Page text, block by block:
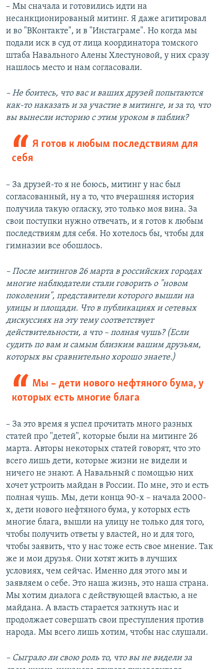
– Мы сначала и готовились идти на
несанкционированый митинг. Я даже агитировал
и во "ВКонтакте", и в "Инстаграме". Но когда мы
подали иск в суд от лица координатора томского
штаба Навального Алены Хлестуновой, у них сразу
нашлось место и нам согласовали.
– Не боитесь, что вас и ваших друзей попытаются
как-то наказать и за участие в митинге, и за то, что
вы вынесли историю с этим уроком в паблик?
Я готов к любым последствиям для
себя
– За друзей-то я не боюсь, митинг у нас был
согласованный, ну а то, что вчерашняя история
получила такую огласку, это только моя вина. За
свои поступки нужно отвечать, и я готов к любым
последствиям для себя. Но хотелось бы, чтобы для
гимназии все обошлось.
– После митингов 26 марта в российских городах
многие наблюдатели стали говорить о "новом
поколении", представители которого вышли на
улицы и площади. Что в публикациях и сетевых
дискуссиях на эту тему соответствует
действительности, а что – полная чушь? (Если
судить по вам и самым близким вашим друзьям,
которых вы сравнительно хорошо знаете.)
Мы – дети нового нефтяного бума, у
которых есть многие блага
– За это время я успел прочитать много разных
статей про ''детей'', которые были на митинге 26
марта. Авторы некоторых статей говорят, что это
всего лишь дети, которые жизни не видели и
ничего не знают. А Навальный с помощью них
хочет устроить майдан в России. По мне, это и есть
полная чушь. Мы, дети конца 90-х – начала 2000-
х, дети нового нефтяного бума, у которых есть
многие блага, вышли на улицу не только для того,
чтобы получить ответы у властей, но и для того,
чтобы заявить, что у нас тоже есть свое мнение. Так
же и мои друзья. Они хотят жить в лучших
условиях, чем сейчас. Именно для этого мы и
заявляем о себе. Это наша жизнь, это наша страна.
Мы хотим диалога с действующей властью, а не
майдана. А власть старается заткнуть нас и
продолжает совершать свои преступления против
народа. Мы всего лишь хотим, чтобы нас слушали.
– Сыграло ли свою роль то, что вы не видели за